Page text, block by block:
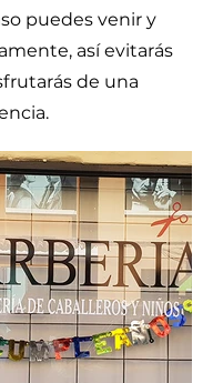
puedes venir y
así evitarás
de una